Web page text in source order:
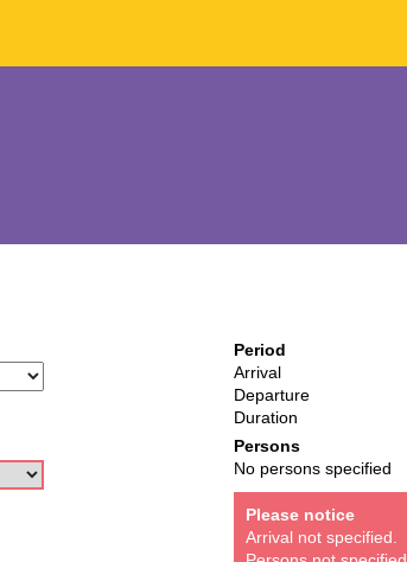
Period
Arrival
Departure
Duration
Persons
No persons specified
Please notice
Arrival not specified.